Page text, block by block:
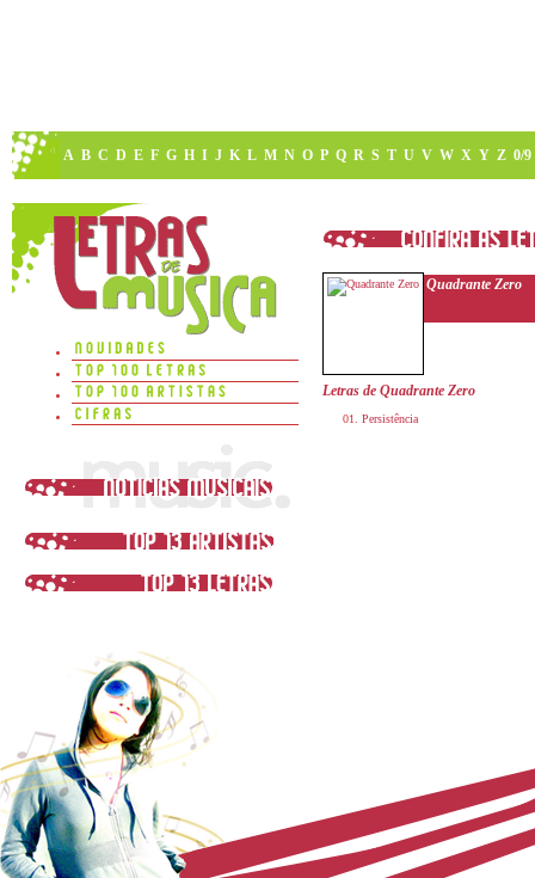
A B C D E F G H I J K L M N O P Q R S T U V W X Y Z 0/9
Quadrante Zero
Letras de Quadrante Zero
Persistência